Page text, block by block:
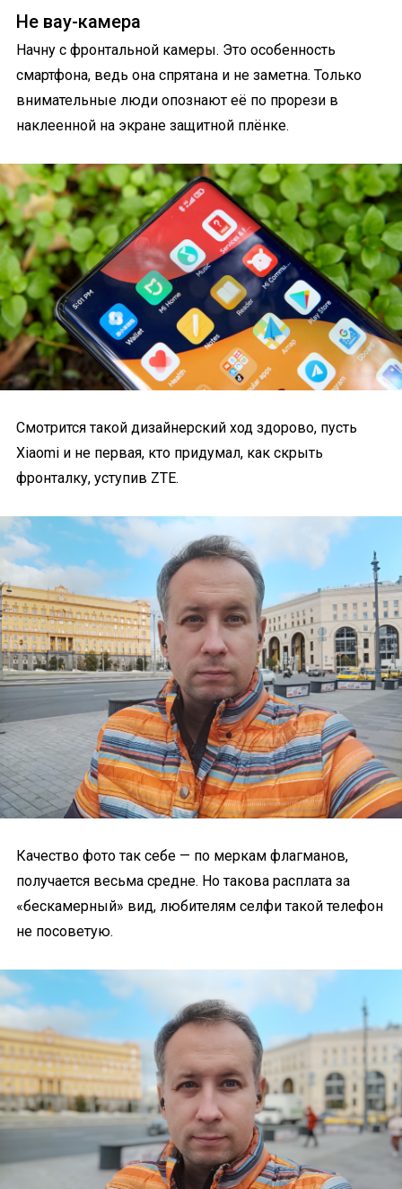
Не вау-камера
Начну с фронтальной камеры. Это особенность
смартфона, ведь она спрятана и не заметна. Только
внимательные люди опознают её по прорези в
наклеенной на экране защитной плёнке.
Смотрится такой дизайнерский ход здорово, пусть
Xiaomi и не первая, кто придумал, как скрыть
фронталку, уступив ZTE.
Качество фото так себе — по меркам флагманов,
получается весьма средне. Но такова расплата за
«бескамерный» вид, любителям селфи такой телефон
не посоветую.